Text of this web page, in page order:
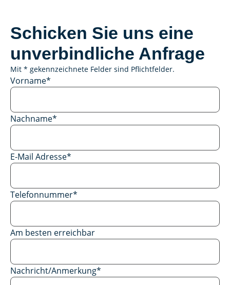
Schicken Sie uns eine
unverbindliche Anfrage
Mit * gekennzeichnete Felder sind Pflichtfelder.
Vorname*
Nachname*
E-Mail Adresse*
Telefonnummer*
Am besten erreichbar
Nachricht/Anmerkung*